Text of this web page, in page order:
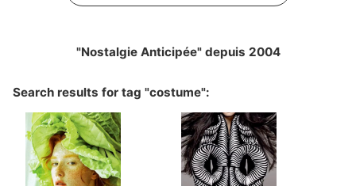
"Nostalgie Anticipée" depuis 2004
Search results for tag "costume":